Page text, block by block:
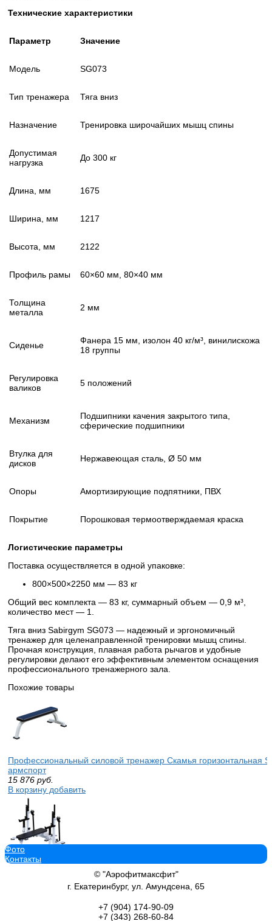
Технические характеристики
Параметр Значение
Модель SG073
Тип тренажера Тяга вниз
Назначение Тренировка широчайших мышц спины
Допустимая
нагрузка
До 300 кг
Длина, мм 1675
Ширина, мм 1217
Высота, мм 2122
Профиль рамы 60×60 мм, 80×40 мм
Толщина
металла
2 мм
Сиденье
Фанера 15 мм, изолон 40 кг/м³, винилискожа
18 группы
Регулировка
валиков
5 положений
Механизм
Подшипники качения закрытого типа,
сферические подшипники
Втулка для
дисков
Нержавеющая сталь, Ø 50 мм
Опоры Амортизирующие подпятники, ПВХ
Покрытие Порошковая термоотверждаемая краска
Логистические параметры
Поставка осуществляется в одной упаковке:
800×500×2250 мм — 83 кг
Общий вес комплекта — 83 кг, суммарный объем — 0,9 м³,
количество мест — 1.
Тяга вниз Sabirgym SG073 — надежный и эргономичный
тренажер для целенаправленной тренировки мышц спины.
Прочная конструкция, плавная работа рычагов и удобные
регулировки делают его эффективным элементом оснащения
профессионального тренажерного зала.
Похожие товары
Профессиональный силовой тренажер Скамья горизонтальная
армспорт
15 876 руб.
В корзину добавить
Профессиональный силовой тренажер Комплекс для
В корзину добавить
Фото
Контакты
© "Аэрофитмаксфит"
г. Екатеринбург, ул. Амундсена, 65
+7 (904) 174-90-09
+7 (343) 268-60-84